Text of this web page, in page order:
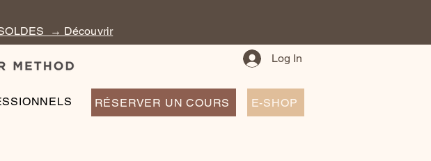
SOLDES → Découvrir
Log In
RÉSERVER UN COURS E-SHOP